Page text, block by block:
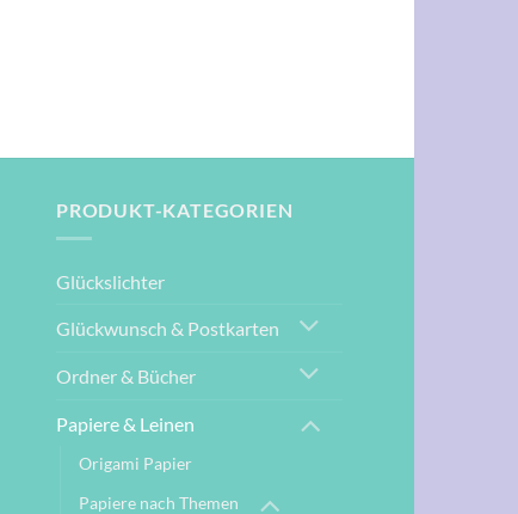
PRODUKT-KATEGORIEN
Glückslichter
Glückwunsch & Postkarten
Ordner & Bücher
Papiere & Leinen
Origami Papier
Papiere nach Themen